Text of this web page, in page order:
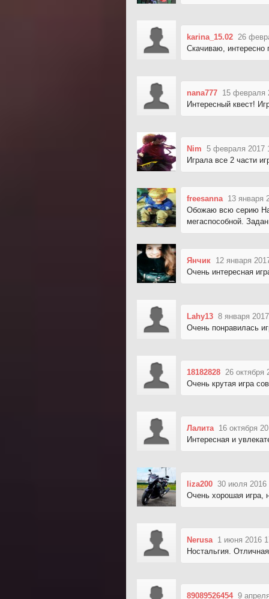
karina_15.02 26
Скачиваю, интересно
nana777 15 февраля
Интересный квест!
Nim 5 февраля 2017
Играла все 2 части
freesanna 13 января
Обожаю всю серию
мегаспособной.
Янчик 12 января
Очень интересная
Lahy13 8 января
Очень понравилась
18182828 26 октября
Очень крутая игра
Лалита 16 октября
Интересная и
liza200 30 июля 2016
Очень хорошая игра,
Nerusa 1 июня 2016
Ностальгия.
89089526454 9